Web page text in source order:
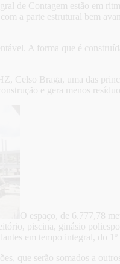
de Contagem estão em
a parte estrutural bem
A forma que é
Celso Braga, uma das
e gera menos
O espaço, de 6.777,78
piscina, ginásio
em tempo integral, do 1º
que serão somados a